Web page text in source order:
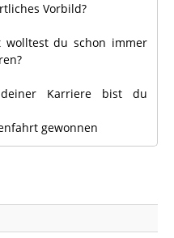
Vorbild?
wolltest du schon immer
Karriere bist du
gewonnen